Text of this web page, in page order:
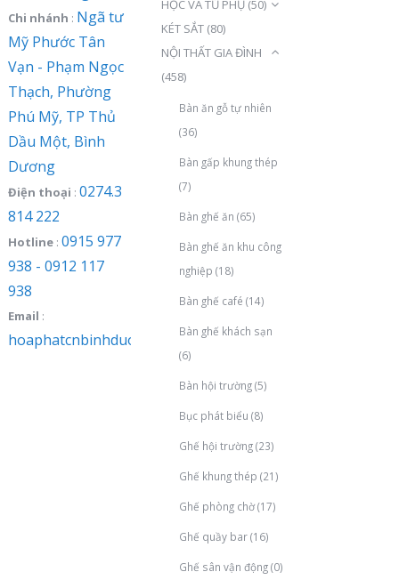
Chi nhánh : Ngã tư
Mỹ Phước Tân
Vạn - Phạm Ngọc
Thạch, Phường
Phú Mỹ, TP Thủ
Dầu Một, Bình
Dương
Điện thoại : 0274.3
814 222
Hotline: 0915 977
938 - 0912 117
938
Email :
hoaphatcnbinhduong@gmail.com
HỘC VÀ TỦ PHỤ (50)
KÉT SẮT (80)
NỘI THẤT GIA ĐÌNH
(458)
Bàn ăn gỗ tự nhiên
(36)
Bàn gấp khung thép
(7)
Bàn ghế ăn (65)
Bàn ghế ăn khu công
nghiệp (18)
Bàn ghế café (14)
Bàn ghế khách sạn
(6)
Bàn hội trường(5)
Bục phát biểu (8)
Ghế hội trường(23)
Ghế khung thép (21)
Ghế phòng chờ(17)
Ghế quầy bar(16)
Ghế sân vận động(0)